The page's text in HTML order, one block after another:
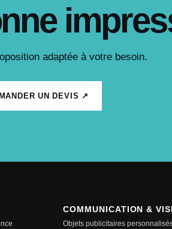
adaptée à votre besoin.
UN DEVIS ↗
COMMUNICATION &
Objets publicitaires